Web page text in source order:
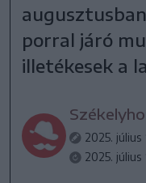
porral járó
illetékesek a
2025. július
2025. július